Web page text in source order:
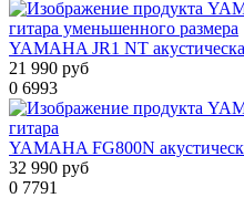
YAMAHA JR1 NT
21 990 руб
0 6993
YAMAHA FG800N
32 990 руб
0 7791